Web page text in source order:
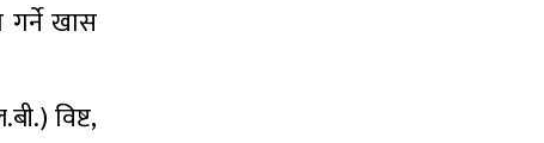
गर्ने खास
विष्ट,